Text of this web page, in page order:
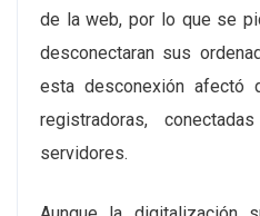
de la web, por lo que se
desconectaran sus
esta desconexión afectó
registradoras,
servidores.